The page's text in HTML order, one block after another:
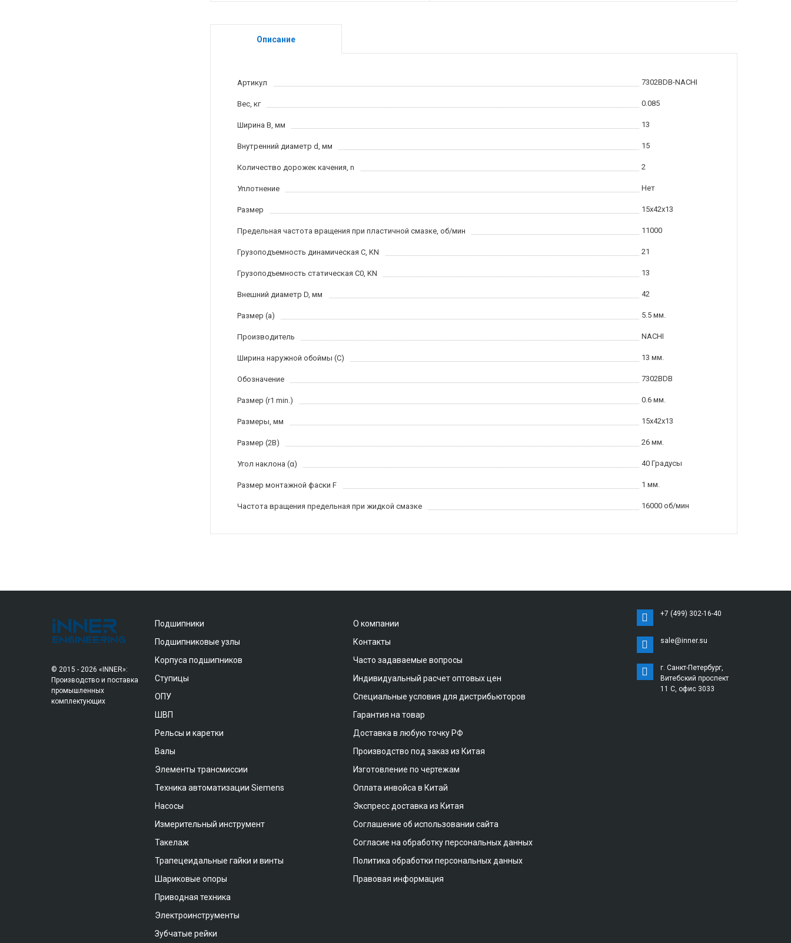
Описание
Артикул 7302BDB-NACHI
Вес, кг 0.085
Ширина B, мм 13
Внутренний диаметр d, мм 15
Количество дорожек качения, n 2
Уплотнение Нет
Размер 15x42x13
Предельная частота вращения при пластичной смазке, об/мин 11000
Грузоподъемность динамическая C, KN 21
Грузоподъемность статическая C0, KN 13
Внешний диаметр D, мм 42
Размер (a) 5.5 мм.
Производитель NACHI
Ширина наружной обоймы (C) 13 мм.
Обозначение 7302BDB
Размер (r1 min.) 0.6 мм.
Размеры, мм 15x42x13
Размер (2B) 26 мм.
Угол наклона (α) 40 Градусы
Размер монтажной фаски F 1 мм.
Частота вращения предельная при жидкой смазке 16000 об/мин
© 2015 - 2026 «INNER»:
Производство и поставка
промышленных
комплектующих
Подшипники
Подшипниковые узлы
Корпуса подшипников
Ступицы
ОПУ
ШВП
Рельсы и каретки
Валы
Элементы трансмиссии
Техника автоматизации Siemens
Насосы
Измерительный инструмент
Такелаж
Трапецеидальные гайки и винты
Шариковые опоры
Приводная техника
Электроинструменты
Зубчатые рейки
О компании
Контакты
Часто задаваемые вопросы
Индивидуальный расчет оптовых цен
Специальные условия для дистрибьюторов
Гарантия на товар
Доставка в любую точку РФ
Производство под заказ из Китая
Изготовление по чертежам
Оплата инвойса в Китай
Экспресс доставка из Китая
Соглашение об использовании сайта
Согласие на обработку персональных данных
Политика обработки персональных данных
Правовая информация
+7 (499) 302-16-40
sale@inner.su
г. Санкт-Петербург,
Витебский проспект
11 С, офис 3033